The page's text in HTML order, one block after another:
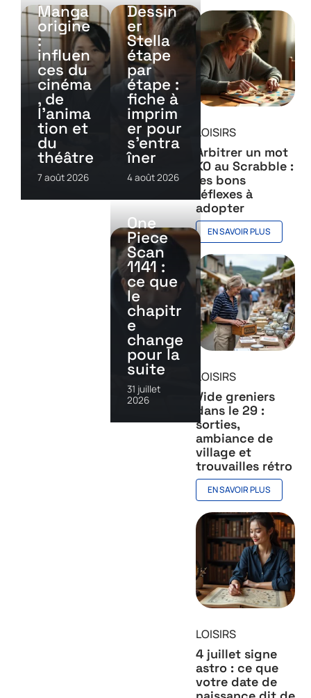
Manga
origine
:
influen
ces du
cinéma
, de
l’anima
tion et
du
théâtre
7 août 2026
Dessin
er
Stella
étape
par
étape :
fiche à
imprim
er pour
s’entra
îner
4 août 2026
One
Piece
Scan
1141 :
ce que
le
chapitr
e
change
pour la
suite
31 juillet
2026
LOISIRS
Arbitrer un mot
KO au Scrabble :
les bons
réflexes à
adopter
EN SAVOIR PLUS
LOISIRS
Vide greniers
dans le 29 :
sorties,
ambiance de
village et
trouvailles rétro
EN SAVOIR PLUS
LOISIRS
4 juillet signe
astro : ce que
votre date de